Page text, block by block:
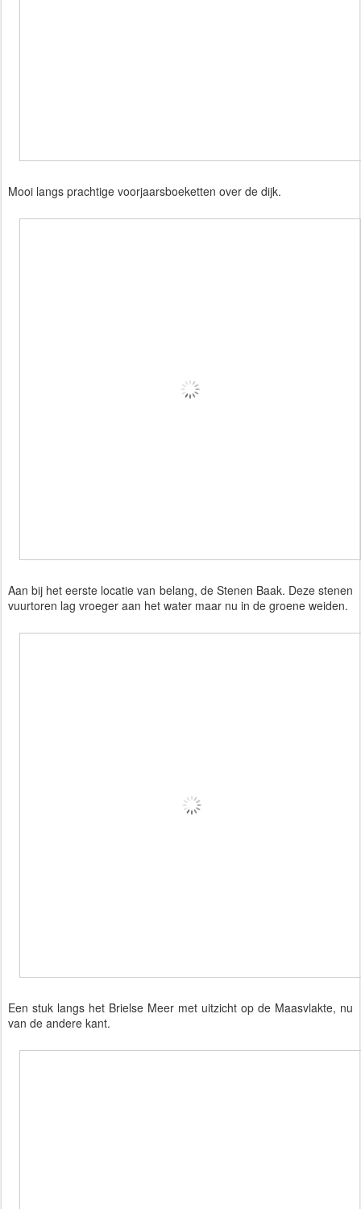
Mooi langs prachtige voorjaarsboeketten over de dijk.
Aan bij het eerste locatie van belang, de Stenen Baak. Deze stenen
vuurtoren lag vroeger aan het water maar nu in de groene weiden.
Een stuk langs het Brielse Meer met uitzicht op de Maasvlakte, nu
van de andere kant.